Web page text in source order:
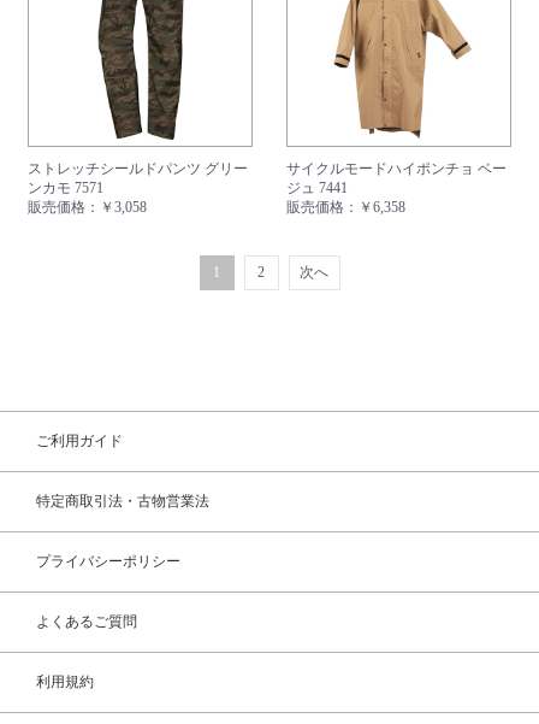
ストレッチシールドパンツ グリー
ンカモ 7571
販売価格： ￥3,058
サイクルモードハイポンチョ ベー
ジュ 7441
販売価格： ￥6,358
1 2 次へ
ご利用ガイド
特定商取引法・古物営業法
プライバシーポリシー
よくあるご質問
利用規約